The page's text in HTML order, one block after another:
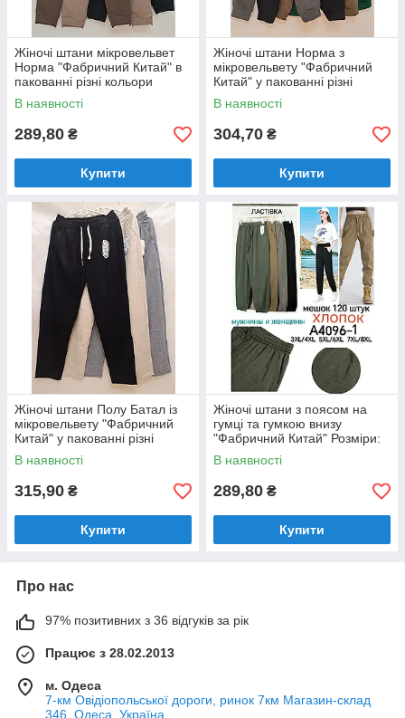
Жіночі штани мікровельвет
Норма "Фабричний Китай" в
пакованні різні кольори
Розміри: 46-52 (701)
В наявності
289,80 ₴
Купити
Жіночі штани Норма з
мікровельвету "Фабричний
Китай" у пакованні різні
кольори Розміри: 46-52 (110)
В наявності
304,70 ₴
Купити
Жіночі штани Полу Батал із
мікровельвету "Фабричний
Китай" у пакованні різні
кольори Розміри: 50-58 (812)
В наявності
315,90 ₴
Купити
Жіночі штани з поясом на
гумці та гумкою внизу
"Фабричний Китай" Розміри:
52-58 (4096-1)
В наявності
289,80 ₴
Купити
Про нас
97% позитивних з 36 відгуків за рік
Працює з 28.02.2013
м. Одеса
7-км Овідіопольської дороги, ринок 7км Магазин-склад
346, Одеса, Україна